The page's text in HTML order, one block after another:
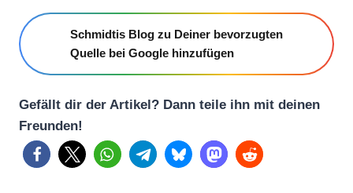
Schmidtis Blog zu Deiner bevorzugten
Quelle bei Google hinzufügen
Gefällt dir der Artikel? Dann teile ihn mit deinen
Freunden!